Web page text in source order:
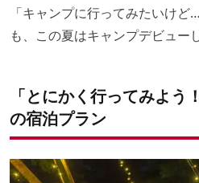
「キャンプに行ってみたいけ
も、この夏はキャンプデビュー
「とにかく行ってみよう
の宿泊プラン